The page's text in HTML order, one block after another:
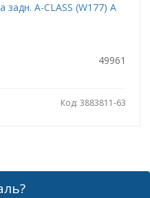
задн. A-CLASS (W177) A
49961
Код: 3883811-63